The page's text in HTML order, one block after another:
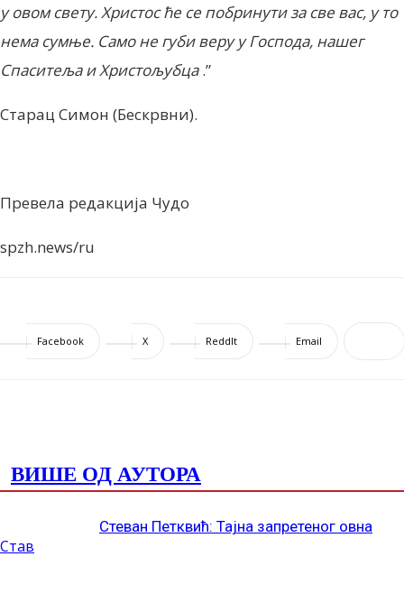
у овом свету. Христос ће се побринути за све вас, у то
нема сумње. Само не губи веру у Господа, нашег
Спаситеља и Христољубца.”
Старац Симон (Бескрвни).
Превела редакција Чудо
spzh.news/ru
Facebook X ReddIt Email
ВИШЕ ОД АУТОРА
Став
Стеван Петквић: Тајна запретеног овна